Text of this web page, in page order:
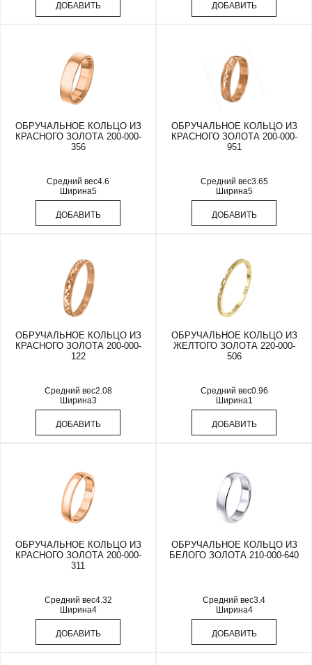
ДОБАВИТЬ ДОБАВИТЬ
ОБРУЧАЛЬНОЕ КОЛЬЦО ИЗ
КРАСНОГО ЗОЛОТА 200-000-
356
Средний вес4.6
Ширина5
ДОБАВИТЬ
ОБРУЧАЛЬНОЕ КОЛЬЦО ИЗ
КРАСНОГО ЗОЛОТА 200-000-
951
Средний вес3.65
Ширина5
ДОБАВИТЬ
ОБРУЧАЛЬНОЕ КОЛЬЦО ИЗ
КРАСНОГО ЗОЛОТА 200-000-
122
Средний вес2.08
Ширина3
ДОБАВИТЬ
ОБРУЧАЛЬНОЕ КОЛЬЦО ИЗ
ЖЕЛТОГО ЗОЛОТА 220-000-
506
Средний вес0.96
Ширина1
ДОБАВИТЬ
ОБРУЧАЛЬНОЕ КОЛЬЦО ИЗ
КРАСНОГО ЗОЛОТА 200-000-
311
Средний вес4.32
Ширина4
ДОБАВИТЬ
ОБРУЧАЛЬНОЕ КОЛЬЦО ИЗ
БЕЛОГО ЗОЛОТА 210-000-640
Средний вес3.4
Ширина4
ДОБАВИТЬ